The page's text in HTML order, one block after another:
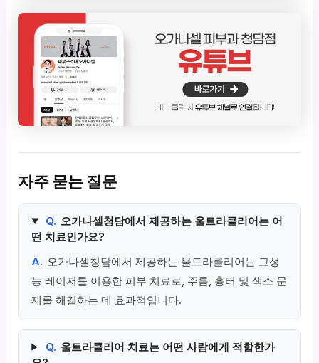
자주 묻는 질문
Q. 오가나셀청담에서 제공하는 울트라클리어는 어
떤 치료인가요?
A. 오가나셀청담에서 제공하는 울트라클리어는 고성
능 레이저를 이용한 피부 치료로, 주름, 흉터 및 색소 문
제를 해결하는 데 효과적입니다.
Q. 울트라클리어 치료는 어떤 사람에게 적합한가